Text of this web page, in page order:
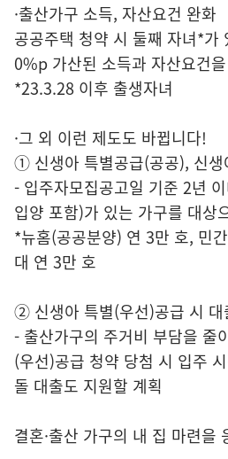
·출산가구 소득, 자산요건 완화
공공주택 청약 시 둘째 자녀*가
0%p 가산된 소득과 자산요건
*23.3.28 이후 출생자녀
·그 외 이런 제도도 바뀝니다!
① 신생아 특별공급(공공), 신생
- 입주자모집공고일 기준 2년
입양 포함)가 있는 가구를 대상
*뉴홈(공공분양) 연 3만 호, 민
대 연 3만 호
② 신생아 특별(우선)공급 시 대
- 출산가구의 주거비 부담을 줄
(우선)공급 청약 당첨 시 입주
돌 대출도 지원할 계획
결혼·출산 가구의 내 집 마련을